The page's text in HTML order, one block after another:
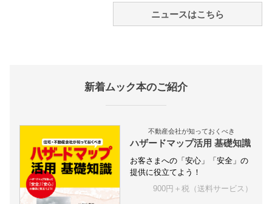
ニュースはこちら
新着ムック本のご紹介
不動産会社が知っておくべき
ハザードマップ活用 基礎知識
お客さまへの「安心」「安全」の
提供に役立てよう！
900円＋税（送料サービス）